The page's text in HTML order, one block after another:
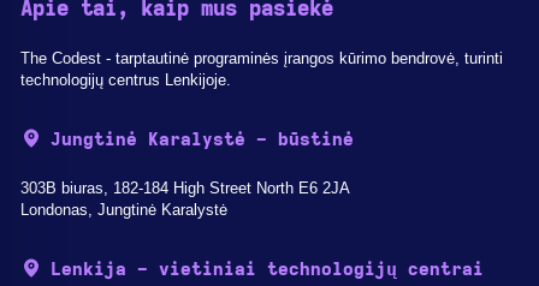
Apie tai, kaip mus pasiekė
The Codest - tarptautinė programinės įrangos kūrimo bendrovė, turinti
technologijų centrus Lenkijoje.
Jungtinė Karalystė - būstinė
303B biuras, 182-184 High Street North E6 2JA
Londonas, Jungtinė Karalystė
Lenkija - vietiniai technologijų centrai